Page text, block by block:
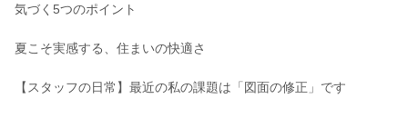
気づく5つのポイント
夏こそ実感する、住まいの快適さ
【スタッフの日常】最近の私の課題は「図面の修正」です